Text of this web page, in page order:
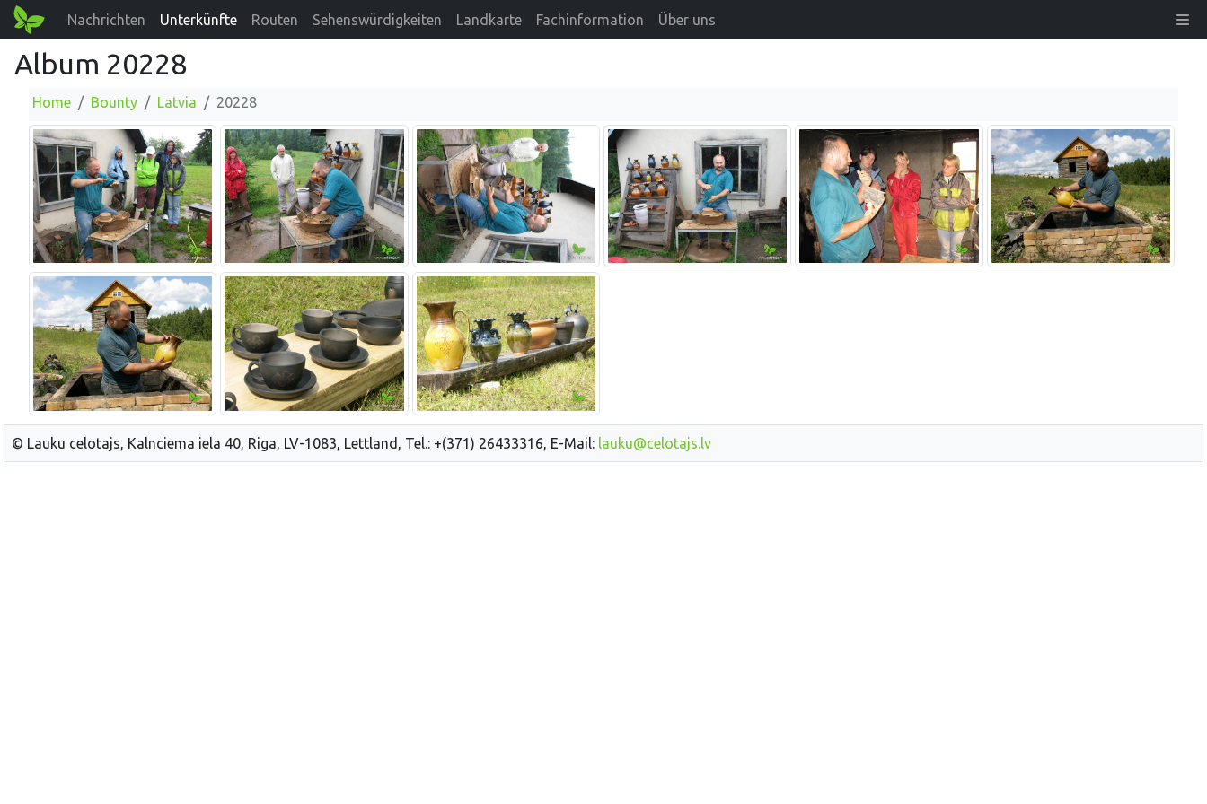
Nachrichten Unterkünfte Routen Sehenswürdigkeiten Landkarte Fachinformation Über uns
Album 20228
Home Bounty Latvia 20228
© Lauku celotajs, Kalnciema iela 40, Riga, LV-1083, Lettland, Tel.: +(371) 26433316, E-Mail: lauku@celotajs.lv